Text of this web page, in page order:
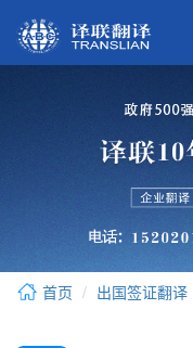
首页 出国签证翻译